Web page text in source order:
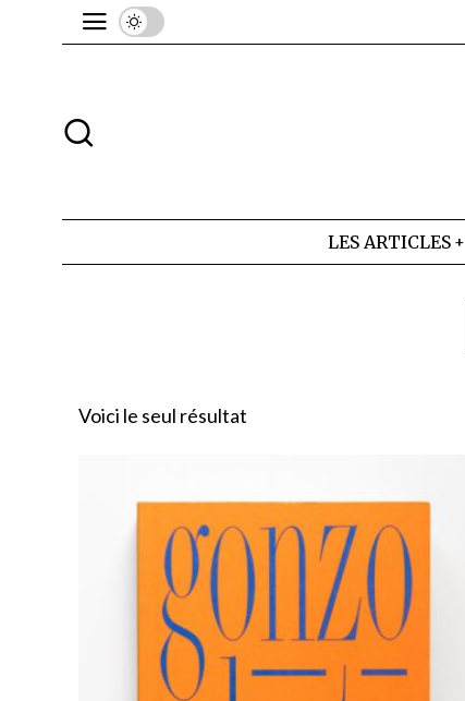
LES ARTICLES
Voici le seul résultat